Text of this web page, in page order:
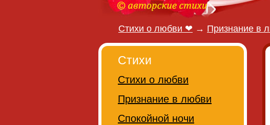
Стихи о любви ❤ → Признание в
Стихи
Стихи о любви
Признание в любви
Спокойной ночи